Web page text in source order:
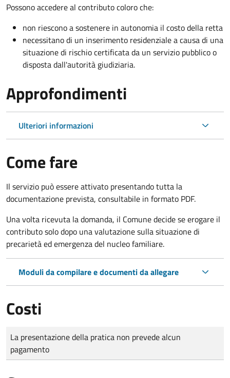
Possono accedere al contributo coloro che:
non riescono a sostenere in autonomia il costo della retta
necessitano di un inserimento residenziale a causa di una
situazione di rischio certificata da un servizio pubblico o
disposta dall'autorità giudiziaria.
Approfondimenti
Ulteriori informazioni
Come fare
Il servizio può essere attivato presentando tutta la
documentazione prevista, consultabile in formato PDF.
Una volta ricevuta la domanda, il Comune decide se erogare il
contributo solo dopo una valutazione sulla situazione di
precarietà ed emergenza del nucleo familiare.
Moduli da compilare e documenti da allegare
Costi
Tipo di pagamento
Importo
La presentazione della pratica non prevede alcun
pagamento